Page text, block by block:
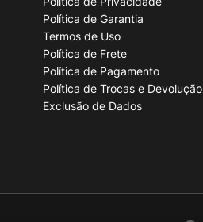
Política de Garantia
Termos de Uso
Política de Frete
Política de Pagamento
Política de Trocas e Devolução
Exclusão de Dados